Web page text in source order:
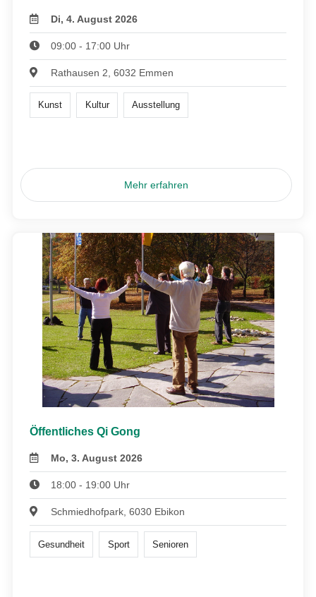
Di, 4. August 2026
09:00 - 17:00 Uhr
Rathausen 2, 6032 Emmen
Kunst Kultur Ausstellung
Mehr erfahren
Öffentliches Qi Gong
Mo, 3. August 2026
18:00 - 19:00 Uhr
Schmiedhofpark, 6030 Ebikon
Gesundheit Sport Senioren